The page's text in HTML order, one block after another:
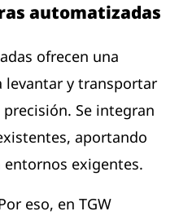
automatizadas
ofrecen una
levantar y transportar
Se integran
aportando
exigentes.
eso, en TGW